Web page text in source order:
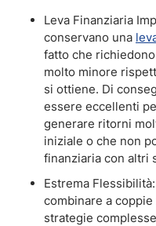
Leva Finanziaria
conservano una
fatto che
molto minore
si ottiene. Di
essere eccellenti
generare ritorni
iniziale o che non
finanziaria con altri
Estrema
combinare a
strategie